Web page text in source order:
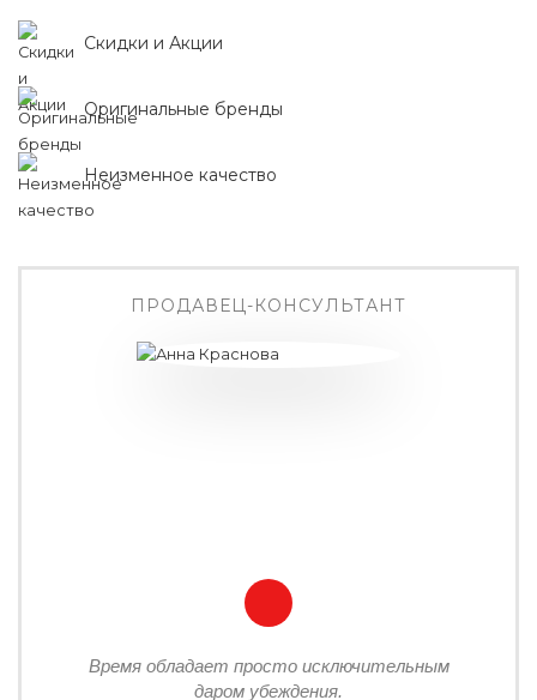
Скидки и Акции
Оригинальные бренды
Неизменное качество
ПРОДАВЕЦ-КОНСУЛЬТАНТ
Время обладает просто исключительным
даром убеждения.